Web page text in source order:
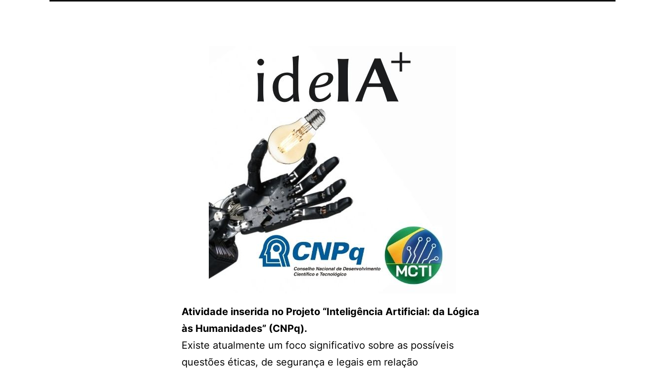
Atividade inserida no Projeto “Inteligência Artificial: da Lógica
às Humanidades” (CNPq).
Existe atualmente um foco significativo sobre as possíveis
questões éticas, de segurança e legais em relação